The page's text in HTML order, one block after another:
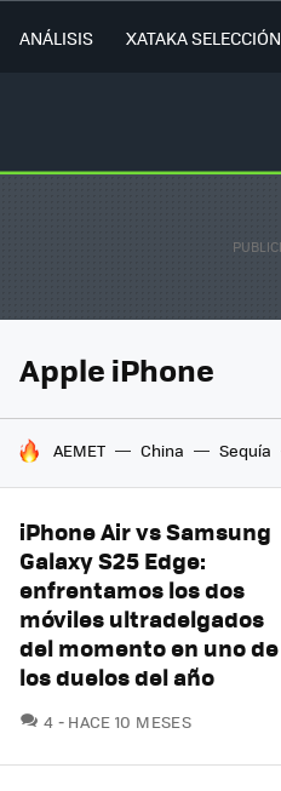
ANÁLISIS XATAKA SELECCIÓN
Apple iPhone
HOY SE HABLA DE
AEMET China Sequía
iPhone Air vs Samsung
Galaxy S25 Edge:
enfrentamos los dos
móviles ultradelgados
del momento en uno de
los duelos del año
4 COMENTARIOS
HACE 10 MESES